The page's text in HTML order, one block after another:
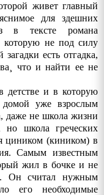
живет главный
для здешних
в тексте романа
которую не под силу
есть отгадка,
что и найти ее не
детстве и в которую
домой уже взрослым
даже не школа жизни
школа греческих
циником (киником) в
Самым известным
жил в бочке и не
Он считал нужным
его необходимые